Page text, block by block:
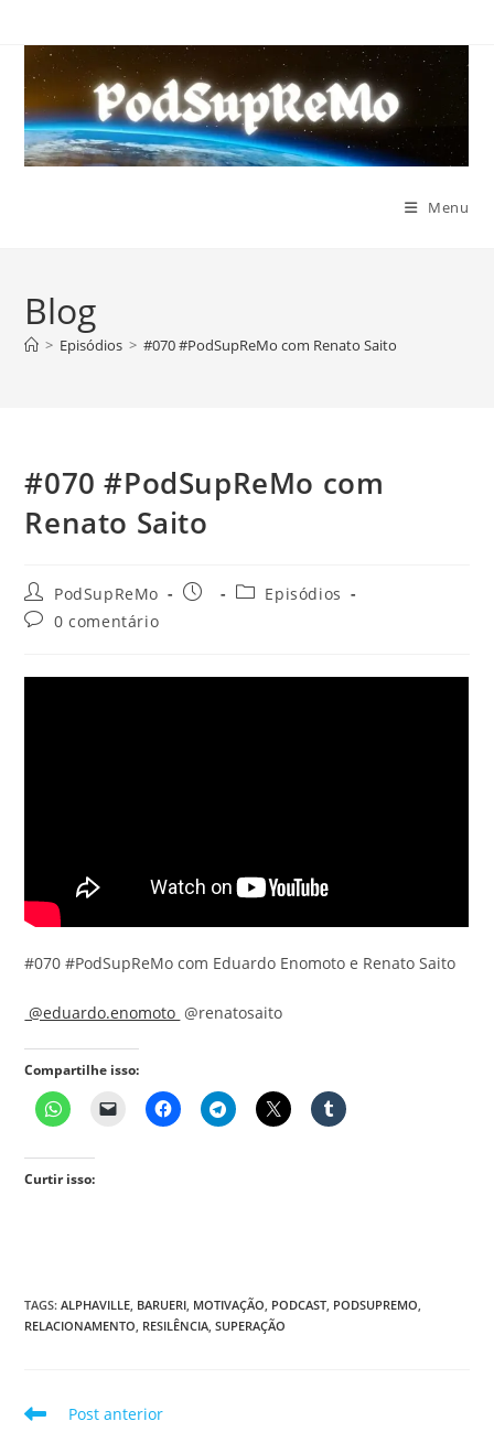
para
conteúdo
Menu
Blog
> Episódios > #070 #PodSupReMo com Renato Saito
#070 #PodSupReMo com
Renato Saito
Autor
do
post:
PodSupReMo
Post
Categoria
Episódios
Comentários
0 comentário
#070 #PodSupReMo com Eduardo Enomoto e Renato Saito
@eduardo.enomoto @renatosaito
Compartilhe isso:
Curtir isso:
TAGS:ALPHAVILLE BARUERI MOTIVAÇÃO PODCAST PODSUPREMO
RELACIONAMENTO RESILÊNCIA SUPERAÇÃO
Leia
Post anterior